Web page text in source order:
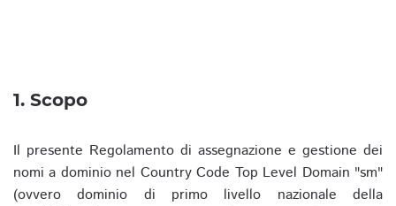
1. Scopo
Il presente Regolamento di assegnazione e gestione dei
nomi a dominio nel Country Code Top Level Domain "sm"
(ovvero dominio di primo livello nazionale della